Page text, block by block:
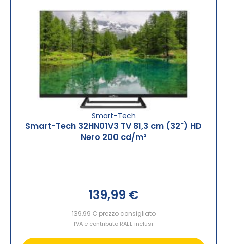
Smart-Tech
Smart-Tech 32HN01V3 TV 81,3 cm (32") HD
Nero 200 cd/m²
139,99 €
139,99 € prezzo consigliato
IVA e contributo RAEE inclusi